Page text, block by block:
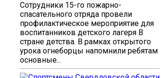
Сотрудники 15-го пожарно-
спасательного отряда провели
профилактическое мероприятие для
воспитанников детского лагеря В
стране детства. В рамках открытого
урока огнеборцы напомнили ребятам
основные...